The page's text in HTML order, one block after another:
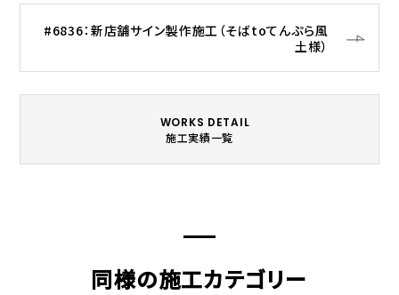
#6836：新店舗サイン製作施工（そばtoてんぷら風
土様）
WORKS DETAIL
施工実績一覧
同様の施工カテゴリー